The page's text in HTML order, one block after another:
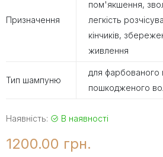
Призначення
пом'якшення,
легкість
кінчиків,
живлення
Тип шампуню
для фарбованого
пошкодженого
Наявність: В наявності
1200.00 грн.